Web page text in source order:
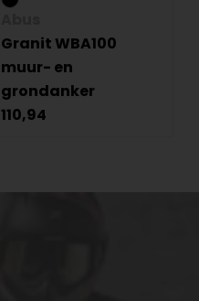
Granit WBA100
muur- en
grondanker
110,94